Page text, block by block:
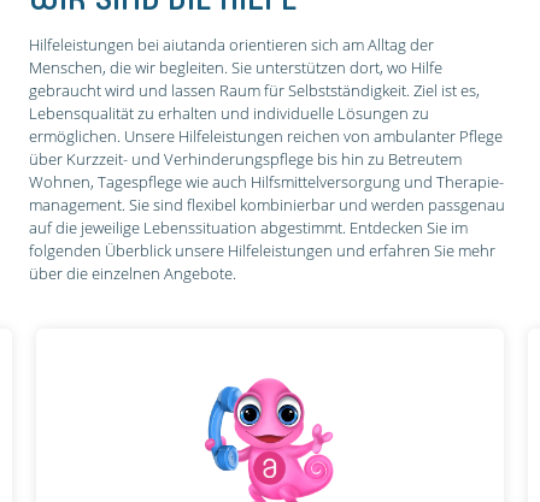
Hilfeleistungen bei aiutanda orientieren sich am Alltag der
Menschen, die wir begleiten. Sie unterstützen dort, wo Hilfe
gebraucht wird und lassen Raum für Selbstständigkeit. Ziel ist es,
Lebensqualität zu erhalten und individuelle Lösungen zu
ermöglichen. Unsere Hilfeleistungen reichen von ambulanter Pflege
über Kurzzeit- und Verhinderungs­pflege bis hin zu Betreutem
Wohnen, Tagespflege wie auch Hilfsmittel­versorgung und Therapie­
management. Sie sind flexibel kombinierbar und werden passgenau
auf die jeweilige Lebenssituation abgestimmt. Entdecken Sie im
folgenden Überblick unsere Hilfeleistungen und erfahren Sie mehr
über die einzelnen Angebote.